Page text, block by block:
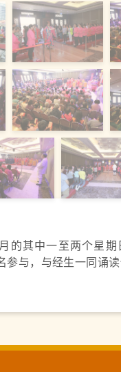
的其中一至两个星
参与，与经生一同诵